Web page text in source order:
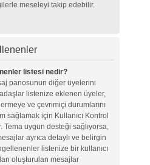
meseleyi takip edebilir.
listesi nedir?
panosunun diğer üyelerini
listenize eklenen üyeler,
ve çevrimiçi durumlarını
sağlamak için Kullanıcı Kontrol
Tema uygun desteği sağlıyorsa,
ayrıca detaylı ve belirgin
listenize bir kullanıcı
oluşturulan mesajlar